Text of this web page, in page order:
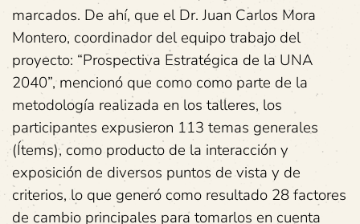
marcados. De ahí, que el Dr. Juan Carlos Mora
Montero, coordinador del equipo trabajo del
proyecto: “Prospectiva Estratégica de la UNA
2040”, mencionó que como como parte de la
metodología realizada en los talleres, los
participantes expusieron 113 temas generales
(Ítems), como producto de la interacción y
exposición de diversos puntos de vista y de
criterios, lo que generó como resultado 28 factores
de cambio principales para tomarlos en cuenta